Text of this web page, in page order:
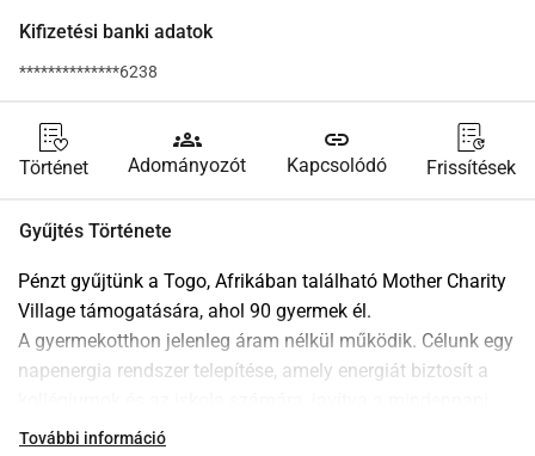
Kifizetési banki adatok
**************6238
Történet
groups
Adományozót
link
Kapcsolódó Frissítések
Gyűjtés Története
Pénzt gyűjtünk a Togo, Afrikában található Mother Charity
Village támogatására, ahol 90 gyermek él.
A gyermekotthon jelenleg áram nélkül működik. Célunk egy
napenergia rendszer telepítése, amely energiát biztosít a
életet, a tanulási körülményeket és az élelmiszerek
További információ